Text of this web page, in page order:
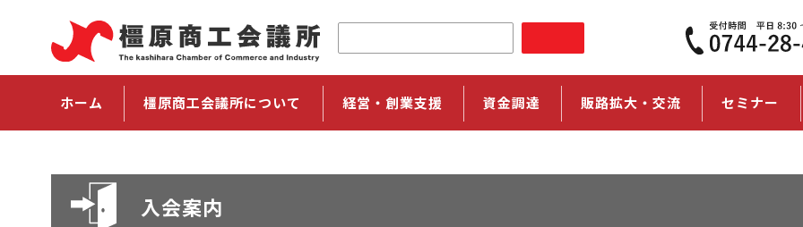
ホーム 橿原商工会議所について 経営・創業支援 資金調達 販路拡大・交流 セミナー
入会案内